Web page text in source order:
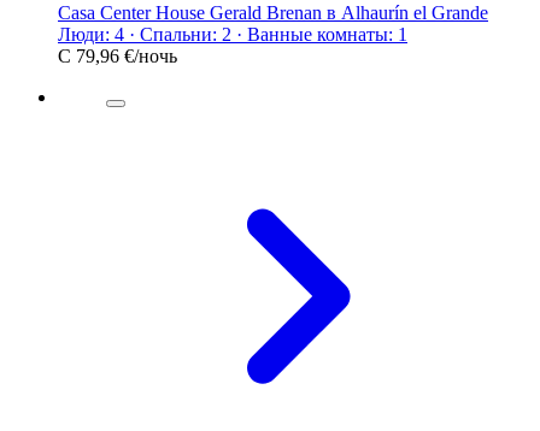
Casa Center House Gerald Brenan в Alhaurín el Grande
Люди: 4 · Спальни: 2 · Ванные комнаты: 1
С 79,96 €/ночь